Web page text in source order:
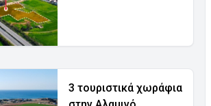
3 τουριστικά χωράφια